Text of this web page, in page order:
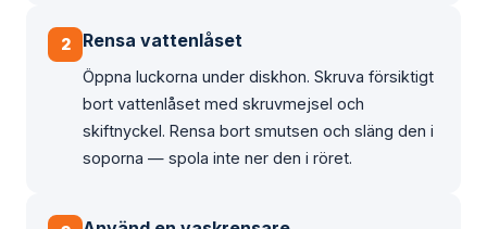
2 Rensa vattenlåset
Öppna luckorna under diskhon. Skruva försiktigt
bort vattenlåset med skruvmejsel och
skiftnyckel. Rensa bort smutsen och släng den i
soporna — spola inte ner den i röret.